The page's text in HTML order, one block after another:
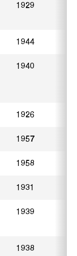
1929
1944
1940
1926
1957
1958
1931
1939
1938